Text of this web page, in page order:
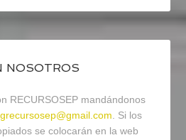
NOSOTROS
RECURSOSEP mandándonos
. Si los
se colocarán en la web